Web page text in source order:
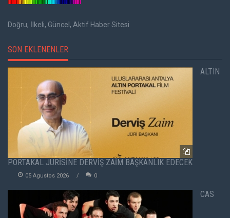
Doğru, İlkeli, Güncel, Aktif Haber Sitesi
SON EKLENENLER
ALTIN
PORTAKAL JÜRİSİNE DERVİŞ ZAİM BAŞKANLIK EDECEK
05 Agustos 2026 0
CAS